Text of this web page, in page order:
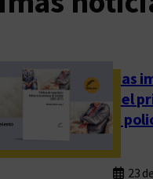
Las
del
y
23